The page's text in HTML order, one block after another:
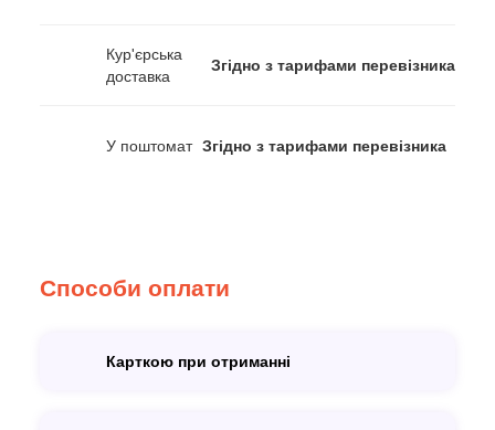
Кур'єрська
доставка
Згідно з тарифами перевізника
У поштомат Згідно з тарифами перевізника
Способи оплати
Карткою при отриманні